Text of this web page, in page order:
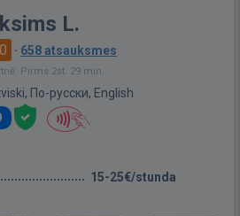
L.
· 658 atsauksmes
Pirms 2st. 29 min.
По-русски, English
15-25€/stunda